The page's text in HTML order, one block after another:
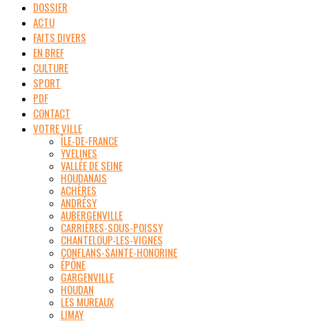
DOSSIER
ACTU
FAITS DIVERS
EN BREF
CULTURE
SPORT
PDF
CONTACT
VOTRE VILLE
ÎLE-DE-FRANCE
YVELINES
VALLÉE DE SEINE
HOUDANAIS
ACHÈRES
ANDRÉSY
AUBERGENVILLE
CARRIÈRES-SOUS-POISSY
CHANTELOUP-LES-VIGNES
CONFLANS-SAINTE-HONORINE
ÉPÔNE
GARGENVILLE
HOUDAN
LES MUREAUX
LIMAY